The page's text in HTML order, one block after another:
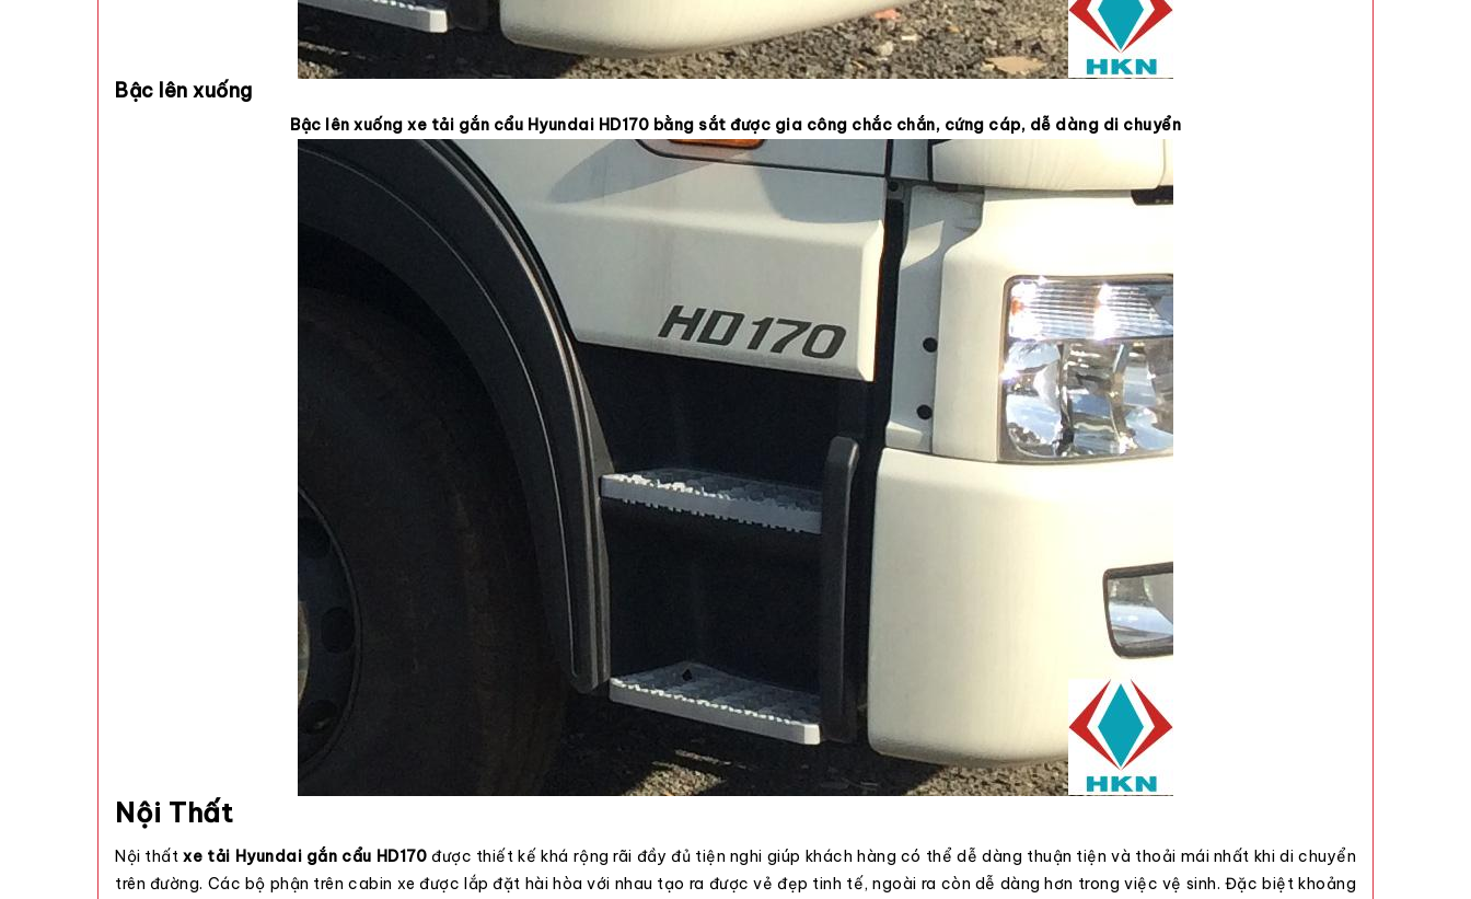
Bậc lên xuống
Bậc lên xuống xe tải gắn cẩu Hyundai HD170 bằng sắt được gia công chắc chắn, cứng cáp, dễ dàng di chuyển
Nội Thất
Nội thấtxe tải Hyundai gắn cẩu HD170 được thiết kế khá rộng rãi đầy đủ tiện nghi giúp khách hàng có thể dễ dàng thuận tiện và thoải mái nhất khi di chuyển
trên đường. Các bộ phận trên cabin xe được lắp đặt hài hòa với nhau tạo ra được vẻ đẹp tinh tế, ngoài ra còn dễ dàng hơn trong việc vệ sinh. Đặc biệt khoảng